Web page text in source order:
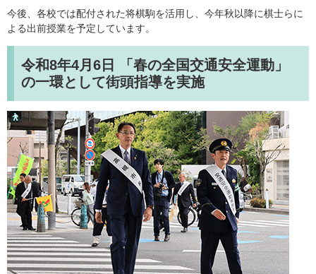
今後、各校では配付された将棋駒を活用し、今年秋以降に棋士らに
よる出前授業を予定しています。
令和8年4月6日
「春の全国交通安全運動」
の一環として街頭指導を実施